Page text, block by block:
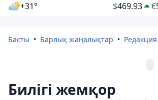
+31° $469.93 €
Басты Барлық жаңалықтар
Билігі жемқор